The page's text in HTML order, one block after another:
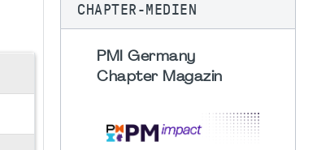
CHAPTER-MEDIEN
PMI Germany
Chapter Magazin